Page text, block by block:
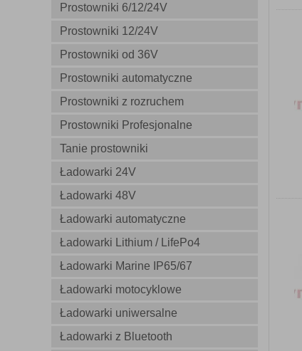
Prostowniki 6/12/24V
Prostowniki 12/24V
Prostowniki od 36V
Prostowniki automatyczne
Prostowniki z rozruchem
Prostowniki Profesjonalne
Tanie prostowniki
Ładowarki 24V
Ładowarki 48V
Ładowarki automatyczne
Ładowarki Lithium / LifePo4
Ładowarki Marine IP65/67
Ładowarki motocyklowe
Ładowarki uniwersalne
Ładowarki z Bluetooth